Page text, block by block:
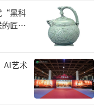
道、同门，相知相
同样的社会变革和
着同样的教学经历
重要的是有着十分
是我一直关注的画
“黑科
匠心
AI艺术